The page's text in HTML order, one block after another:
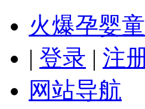
火爆孕婴
| 登录 | 注
网站导航